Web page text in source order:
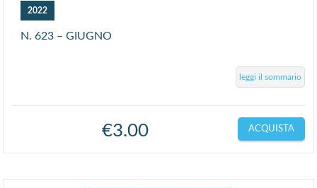
2022
N. 623 – GIUGNO
leggi il sommario
€3.00 ACQUISTA